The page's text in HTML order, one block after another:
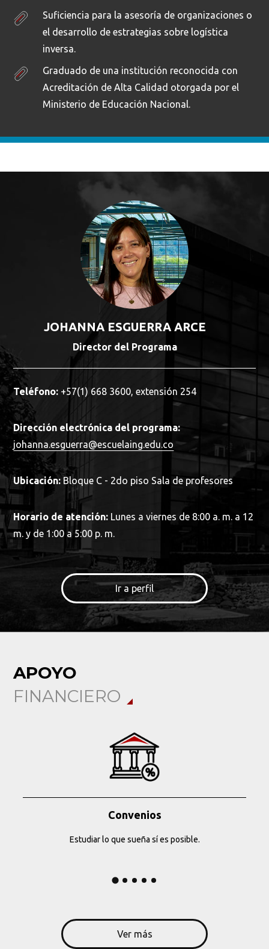
Suficiencia para la asesoría de organizaciones o
el desarrollo de estrategias sobre logística
inversa.
Graduado de una institución reconocida con
Acreditación de Alta Calidad otorgada por el
Ministerio de Educación Nacional.
JOHANNA ESGUERRA ARCE
Director del Programa
Teléfono: +57(1) 668 3600, extensión 254
Dirección electrónica del programa:
johanna.esguerra@escuelaing.edu.co
Ubicación: Bloque C - 2do piso Sala de profesores
Horario de atención: Lunes a viernes de 8:00 a. m. a 12
m. y de 1:00 a 5:00 p. m.
Ir a perfil
APOYO
FINANCIERO
Convenios
Estudiar lo que sueña sí es posible.
Ver más